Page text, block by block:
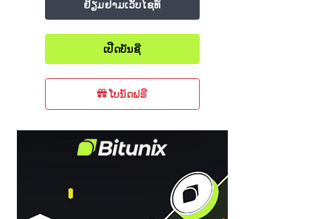
ຢ້ຽມຢາມເວັບໄຊທ໌
ເປີດບັນຊີ
ໂບນັດຟຣີ